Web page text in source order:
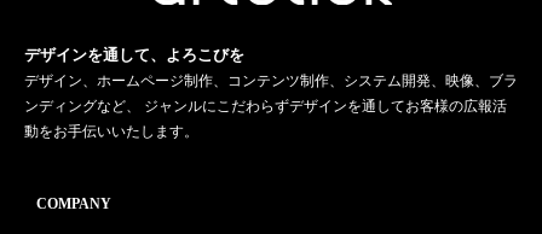
デザインを通して、よろこびを
デザイン、ホームページ制作、コンテンツ制作、システム開発、映像、ブラ
ンディングなど、 ジャンルにこだわらずデザインを通してお客様の広報活
動をお手伝いいたします。
COMPANY